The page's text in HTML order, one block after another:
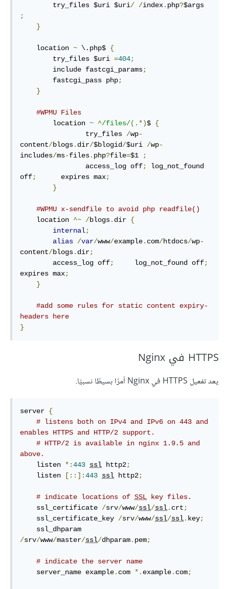
        try_files $uri $uri
/ /index. php?
;
}
    location
~ \.php$ {
        try_files $uri
=404;
        include fastcgi_params
;
        fastcgi_pass php
;
}
#WPMU Files
        location
~ ^/files/(.*)$ {
                try_files
/wp-
content/blogs. dir/$blogid/$uri /wp-
includes/ms-files. php?file=$1
;
                access_log off
;
log_not_found
off;
      expires max
;
}
#WPMU x-sendfile to avoid php readfile()
    location
^~ /blogs. dir {
internal;
alias /var/www/example. com/htdocs/wp-
content/blogs. dir;
        access_log off
;
     log_not_found off
;
expires max;
}
#add some rules for static content expiry-
headers here
}
HTTPS في Nginx
يعد تفعيل HTTPS في Nginx أمرًا بسيطًا نسبيًا.
server {
# listens both on IPv4 and IPv6 on 443 and
enables HTTPS and HTTP/2 support.
# HTTP/2 is available in nginx 1.9.5 and
above.
    listen
*:443 ssl http2;
    listen
[::]:443 ssl http2;
# indicate locations of SSL key files.
    ssl_certificate
/srv/www/ssl/ssl. crt;
    ssl_certificate_key
/srv/www/ssl/ssl. key;
/srv/www/master/ssl/dhparam. pem;
# indicate the server name
    server_name example
. com *. example. com;